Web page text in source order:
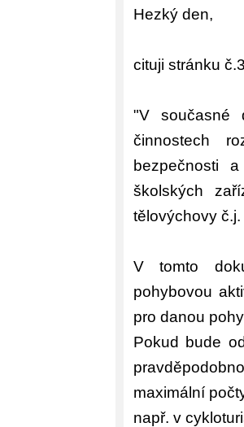
Hezký den,
cituji stránku
"V současné
činnostech
bezpečnosti
školských
tělovýchovy
V tomto
pohybovou
pro danou
Pokud bude
maximální
např. v